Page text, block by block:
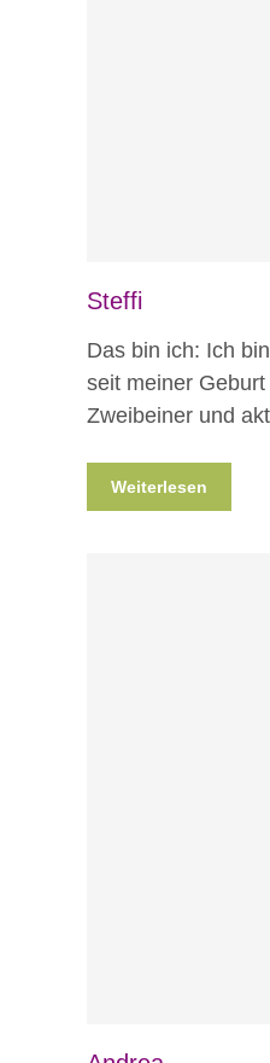
Steffi
Das bin ich: Ich
seit meiner
Zweibeiner und
Weiterlesen